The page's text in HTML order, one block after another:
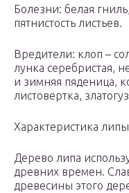
Болезни: белая
пятнистость листьев.
Вредители: клоп –
лунка серебристая,
и зимняя пяденица,
листовертка,
Характеристика
Дерево липа
древних времен.
древесины этого